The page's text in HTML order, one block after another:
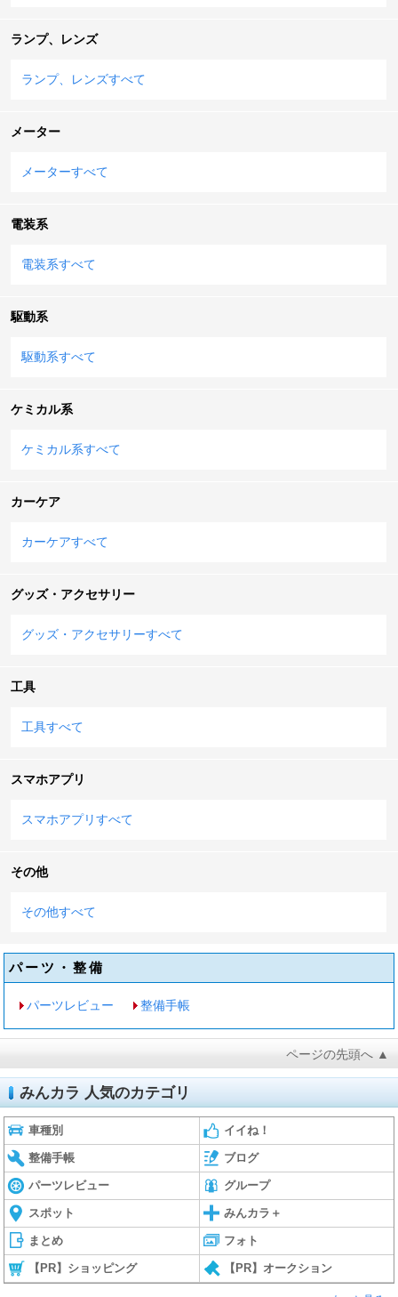
ランプ、レンズ
ランプ、レンズすべて
メーター
メーターすべて
電装系
電装系すべて
駆動系
駆動系すべて
ケミカル系
ケミカル系すべて
カーケア
カーケアすべて
グッズ・アクセサリー
グッズ・アクセサリーすべて
工具
工具すべて
スマホアプリ
スマホアプリすべて
その他
その他すべて
パーツ・整備
パーツレビュー 整備手帳
ページの先頭へ ▲
みんカラ 人気のカテゴリ
車種別 イイね！
整備手帳 ブログ
パーツレビュー グループ
スポット みんカラ＋
まとめ フォト
【PR】ショッピング 【PR】オークション